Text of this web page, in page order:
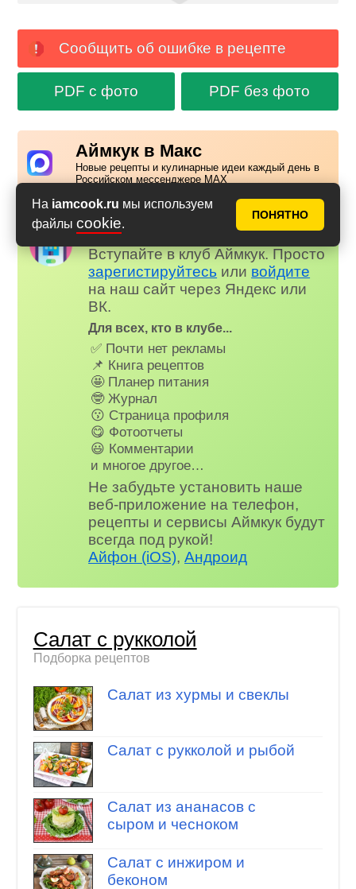
На iamcook.ru мы используем
файлы cookie.
ПОНЯТНО
Сообщить об ошибке в рецепте
PDF с фото PDF без фото
Аймкук в Макс
Новые рецепты и кулинарные идеи каждый день в
Российском мессенджере MAX
Надоела реклама?
Вступайте в клуб Аймкук. Просто
зарегистируйтесь или войдите
на наш сайт через Яндекс или
ВК.
Для всех, кто в клубе...
✅ Почти нет рекламы
📌 Книга рецептов
🤩 Планер питания
🤓 Журнал
😗 Страница профиля
😋 Фотоотчеты
😃 Комментарии
и многое другое…
Не забудьте установить наше
веб-приложение на телефон,
рецепты и сервисы Аймкук будут
всегда под рукой!
Айфон (iOS),Андроид
✕
Салат с рукколой
Подборка рецептов
Салат из хурмы и свеклы
Салат с рукколой и рыбой
Салат из ананасов с
сыром и чесноком
Cалат с инжиром и
беконом